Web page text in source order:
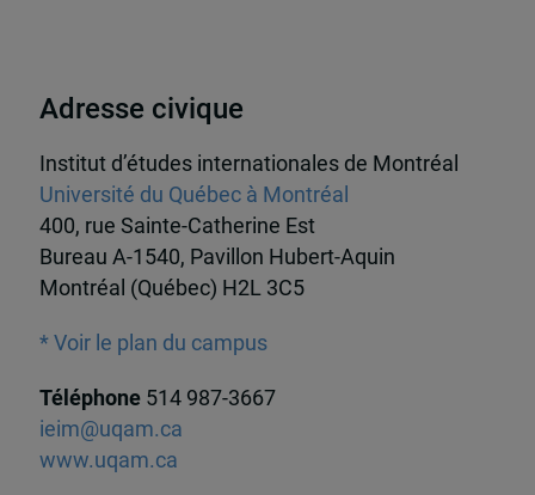
Adresse civique
Institut d’études internationales de Montréal
Université du Québec à Montréal
400, rue Sainte-Catherine Est
Bureau A-1540, Pavillon Hubert-Aquin
Montréal (Québec) H2L 3C5
* Voir le plan du campus
Téléphone 514 987-3667
ieim@uqam.ca
www.uqam.ca